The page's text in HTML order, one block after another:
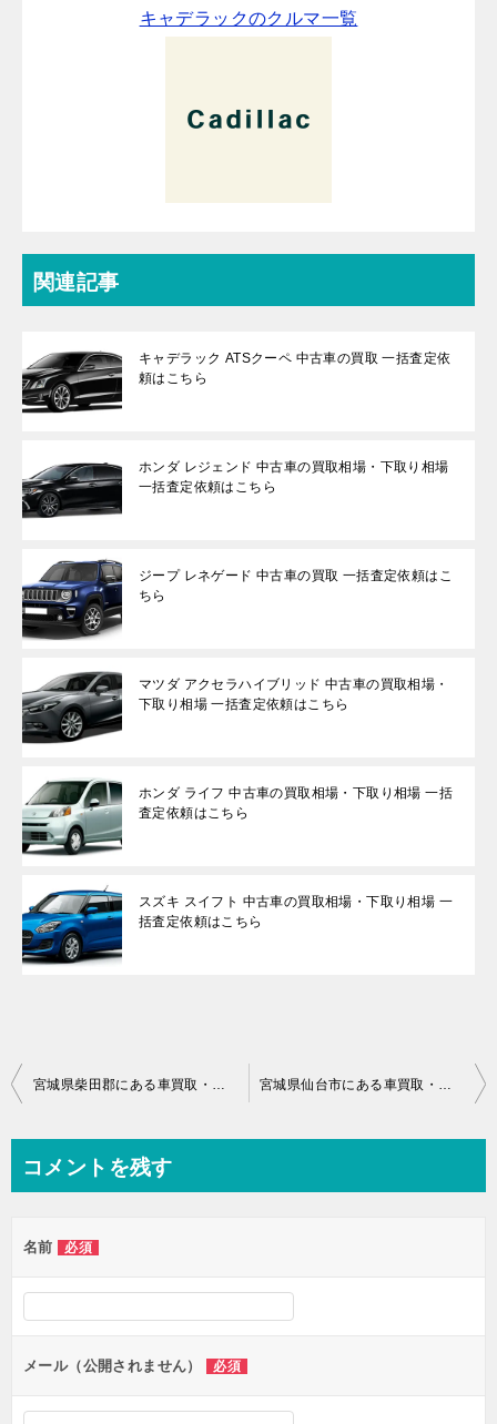
キャデラックのクルマ一覧
関連記事
キャデラック ATSクーペ 中古車の買取 一括査定依
頼はこちら
ホンダ レジェンド 中古車の買取相場・下取り相場
一括査定依頼はこちら
ジープ レネゲード 中古車の買取 一括査定依頼はこ
ちら
マツダ アクセラハイブリッド 中古車の買取相場・
下取り相場 一括査定依頼はこちら
ホンダ ライフ 中古車の買取相場・下取り相場 一括
査定依頼はこちら
スズキ スイフト 中古車の買取相場・下取り相場 一
括査定依頼はこちら
投
ビ
ー
シ
ン
宮城県柴田郡にある車買取・中古車査定のおすすめ店舗一覧 宮城県仙台市にある車買取・中古車査定のおすすめ店舗一覧
コメントを残す
名前 必須
メール（公開されません） 必須